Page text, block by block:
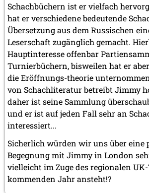
Schachbüchern ist er vielfach
hat er verschiedene bedeutende
Übersetzung aus dem Russischen
Leserschaft zugänglich gemacht.
Hauptinteresse offenbar
Turnierbüchern, bisweilen hat er
die Eröffnungs-theorie
von Schachliteratur betreibt Jimmy
daher ist seine Sammlung
und er ist auf jeden Fall sehr an
interessiert...
Sicherlich würden wir uns über eine
Begegnung mit Jimmy in London
vielleicht im Zuge des regionalen
kommenden Jahr ansteht!?